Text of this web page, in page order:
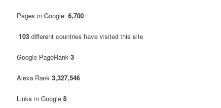
Pages in Google: 6,700
103 different countries have visited this site
Google PageRank3
Alexa Rank3,327,546
Links in Google 8